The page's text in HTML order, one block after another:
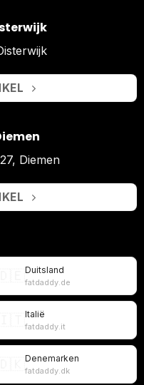
Diemen
Duitsland
fatdaddy.de
Italië
fatdaddy.it
Denemarken
fatdaddy.dk